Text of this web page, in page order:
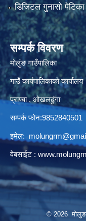
डिजिटल गुनासो पेटिका
सम्पर्क विवरण
मोलुंङ गाउँपालिका
गाउँ कार्यपालिकाको कार्यालय
प्राप्चा , ओखलढुंगा
सम्पर्क फोन:9852840501
इमेल:
वेबसाईट :
© 2026 मोलुङ